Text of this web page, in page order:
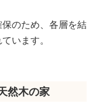
のため、各層を結
います。
然木の家